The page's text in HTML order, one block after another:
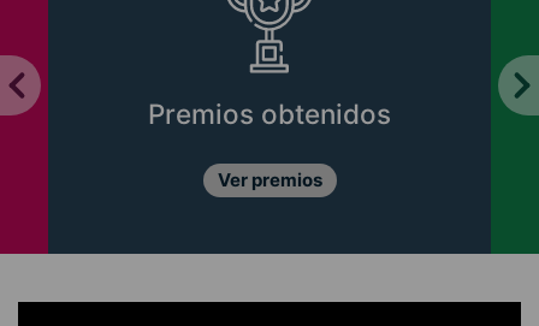
Premios obtenidos
Ver premios